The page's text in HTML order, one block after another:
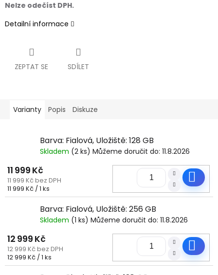
Nelze odečíst DPH.
Detailní informace
ZEPTAT SE SDÍLET
Varianty Popis Diskuze
Barva: Fialová, Uložiště: 128 GB
Skladem (2 ks) Můžeme doručit do: 11.8.2026
11 999 Kč
11 999 Kč bez DPH
Měrná
cena:
11 999 Kč / 1 ks
Barva: Fialová, Uložiště: 256 GB
Skladem (1 ks) Můžeme doručit do: 11.8.2026
12 999 Kč
12 999 Kč bez DPH
Měrná
cena:
12 999 Kč / 1 ks